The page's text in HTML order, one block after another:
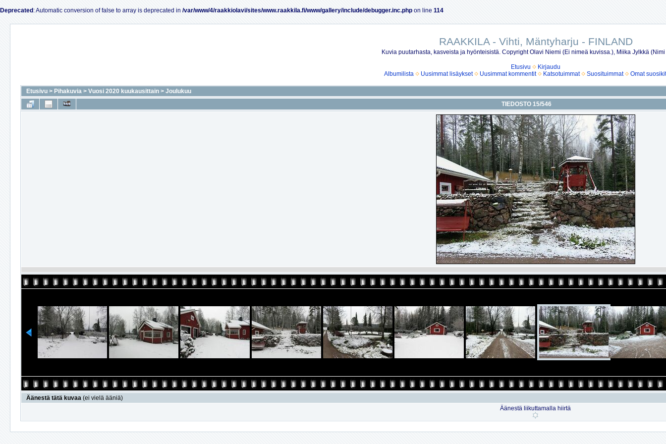
Deprecated : Automatic conversion of false to array is deprecated in /var/www/4/raakkiolavi/sites/www.raakkila.fi/www/gallery/include/debugger.inc.php on line 114
RAAKKILA - Vihti, Mäntyharju - FINLAND
Kuvia puutarhasta, kasveista ja hyönteisistä. Copyright Olavi Niemi (Ei nimeä kuvissa.), Miika Jylkkä
Etusivu
Kirjaudu
Albumilista
Uusimmat lisäykset Uusimmat kommentit Katsotuimmat Suosituimmat Omat suosikit
Etusivu > Pihakuvia > Vuosi 2020 kuukausittain > Joulukuu
TIEDOSTO 15/546
Äänestä tätä kuvaa (ei vielä ääniä)
Äänestä liikuttamalla hiirtä